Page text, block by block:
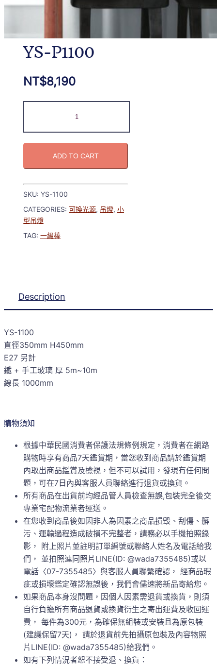
YS-P1100
NT$8,190
ADD TO CART
SKU: YS-1100
CATEGORIES: 可換光源, 吊燈, 小
型吊燈
TAG: 一級棒
Description
YS-1100
直徑350mm H450mm
E27 另計
鐵 + 手工玻璃 厚 5m~10m
線長 1000mm
購物須知
根據中華民國消費者保護法規條例規定，消費者在網路
購物時享有商品7天鑑賞期，當您收到商品請於鑑賞期
內取出商品鑑賞及檢視，但不可以試用，發現有任何問
題，可在7日內與客服人員聯絡進行退貨或換貨。
所有商品在出貨前均經品管人員檢查無誤,包裝完全後交
專業宅配物流業者運送。
在您收到商品後如因非人為因素之商品損毀、刮傷、髒
污、運輸過程造成破損不完整者，請務必以手機拍照錄
影， 附上照片並註明訂單編號或聯絡人姓名及電話給我
們， 並拍照連同照片LINE(ID: @wada7355485)或以
電話〈07-7355485〉與客服人員聯繫確認， 經商品瑕
疵或損壞鑑定確認無誤後，我們會儘速將新品寄給您。
如果商品本身沒問題，因個人因素需退貨或換貨，則須
自行負擔所有商品退貨或換貨衍生之寄出運費及收回運
費， 每件為300元，為確保無組裝或安裝且為原包裝
(建議保留7天)， 請於退貨前先拍攝原包裝及內容物照
片LINE(ID: @wada7355485)給我們。
如有下列情況者恕不接受退、換貨：